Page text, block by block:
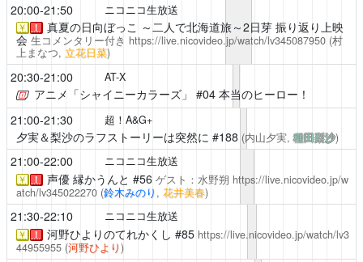
20:00-21:50 ニコニコ生放送
￥ ！ 真夏の日向ぼっこ ～二人で北海道旅～2日芽 振り返り上映
会 生コメンタリー付き https://live.nicovideo.jp/watch/lv345087950 (村
上まなつ, 立花日菜)
20:30-21:00 AT-X
アニメ「シャイニーカラーズ」 #04 本当のヒーロー！
21:00-21:30
超！A&G+
夕実＆梨沙のラフストーリーは突然に #188 (内山夕実,種田梨沙)
21:00-22:00 ニコニコ生放送
￥ ！ 声優 縁かうんと #56 ゲスト：水野朔 https://live.nicovideo.jp/w
atch/lv345022270 (鈴木みのり , 花井美春)
21:30-22:10 ニコニコ生放送
￥ ！ 河野ひよりのてれかくし #85 https://live.nicovideo.jp/watch/lv3
44955955 (河野ひより)